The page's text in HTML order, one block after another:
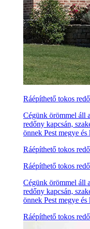
Ráépíthető tokos
Cégünk örömmel áll
redőny kapcsán,
önnek Pest megye
Ráépíthető tokos
Ráépíthető tokos
Cégünk örömmel áll
redőny kapcsán,
önnek Pest megye
Ráépíthető tokos